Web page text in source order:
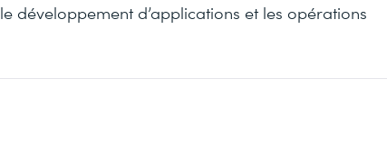
développement d’applications et les opérations